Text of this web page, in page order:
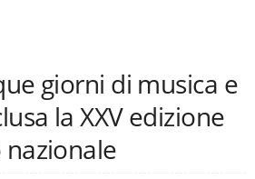
giorni di musica e
la XXV edizione